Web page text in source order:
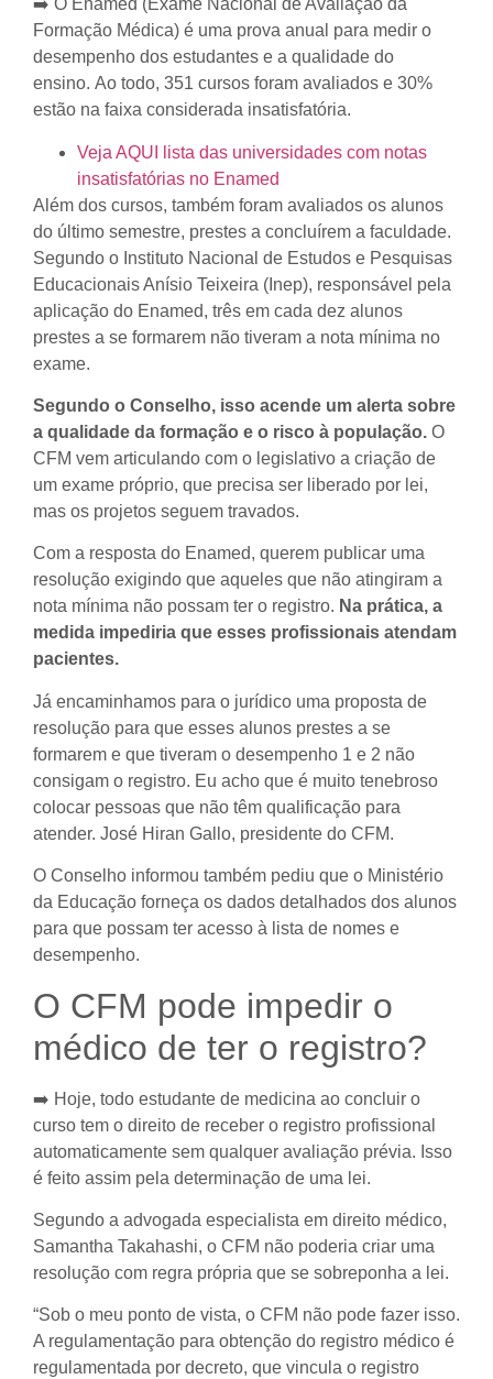
➡️ O Enamed (Exame Nacional de Avaliação da
Formação Médica) é uma prova anual para medir o
desempenho dos estudantes e a qualidade do
ensino. Ao todo, 351 cursos foram avaliados e 30%
estão na faixa considerada insatisfatória.
Veja AQUI lista das universidades com notas
insatisfatórias no Enamed
Além dos cursos, também foram avaliados os alunos
do último semestre, prestes a concluírem a faculdade.
Segundo o Instituto Nacional de Estudos e Pesquisas
Educacionais Anísio Teixeira (Inep), responsável pela
aplicação do Enamed, três em cada dez alunos
prestes a se formarem não tiveram a nota mínima no
exame.
Segundo o Conselho, isso acende um alerta sobre
a qualidade da formação e o risco à população. O
CFM vem articulando com o legislativo a criação de
um exame próprio, que precisa ser liberado por lei,
mas os projetos seguem travados.
Com a resposta do Enamed, querem publicar uma
resolução exigindo que aqueles que não atingiram a
nota mínima não possam ter o registro. Na prática, a
medida impediria que esses profissionais atendam
pacientes.
Já encaminhamos para o jurídico uma proposta de
resolução para que esses alunos prestes a se
formarem e que tiveram o desempenho 1 e 2 não
consigam o registro. Eu acho que é muito tenebroso
colocar pessoas que não têm qualificação para
atender. José Hiran Gallo, presidente do CFM.
O Conselho informou também pediu que o Ministério
da Educação forneça os dados detalhados dos alunos
para que possam ter acesso à lista de nomes e
desempenho.
O CFM pode impedir o
médico de ter o registro?
➡️ Hoje, todo estudante de medicina ao concluir o
curso tem o direito de receber o registro profissional
automaticamente sem qualquer avaliação prévia. Isso
é feito assim pela determinação de uma lei.
Segundo a advogada especialista em direito médico,
Samantha Takahashi, o CFM não poderia criar uma
resolução com regra própria que se sobreponha a lei.
“Sob o meu ponto de vista, o CFM não pode fazer isso.
A regulamentação para obtenção do registro médico é
regulamentada por decreto, que vincula o registro